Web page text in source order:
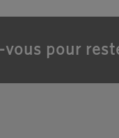
pour